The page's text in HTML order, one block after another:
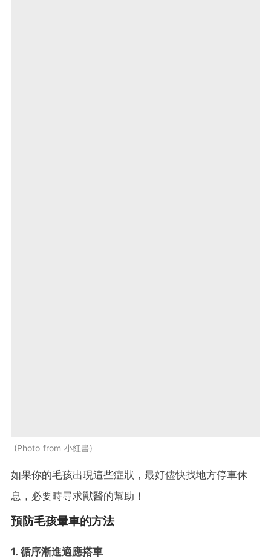
Photo from 小紅書
如果你的毛孩出現這些症狀，最好儘快找地方停車休
息，必要時尋求獸醫的幫助！
預防毛孩暈車的方法
1. 循序漸進適應搭車